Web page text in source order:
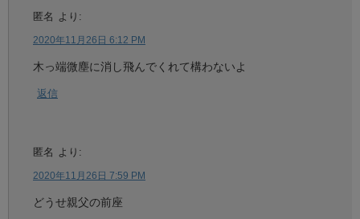
匿名 より:
2020年11月26日 6:12 PM
木っ端微塵に消し飛んでくれて構わないよ
返信
匿名 より:
2020年11月26日 7:59 PM
どうせ親父の前座